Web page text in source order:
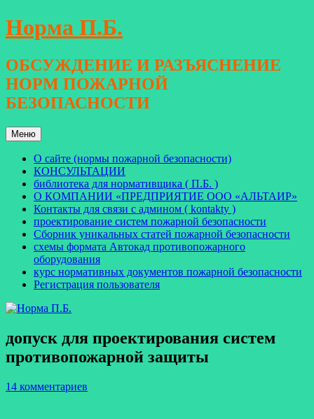
Перейти
к
Норма П.Б.
ОБСУЖДЕНИЕ И РАЗЪЯСНЕНИЕ
НОРМ ПОЖАРНОЙ
БЕЗОПАСНОСТИ
Меню
О сайте (нормы пожарной безопасности)
КОНСУЛЬТАЦИИ
библиотека для нормативщика ( П.Б. )
О КОМПАНИИ «ПРЕДПРИЯТИЕ ООО «АЛЬТАИР»
Контакты для связи с админом ( kontakty )
проектирование систем пожарной безопасности
Сборник уникальных статей пожарной безопасности
схемы формата Автокад противопожарного
оборудования
курс нормативных документов пожарной безопасности
Регистрация пользователя
допуск для проектирования систем
противопожарной защиты
14 комментариев